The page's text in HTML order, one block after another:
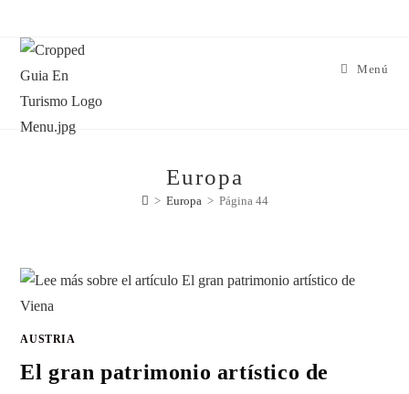
Menú
Europa
> Europa > Página 44
AUSTRIA
El gran patrimonio artístico de